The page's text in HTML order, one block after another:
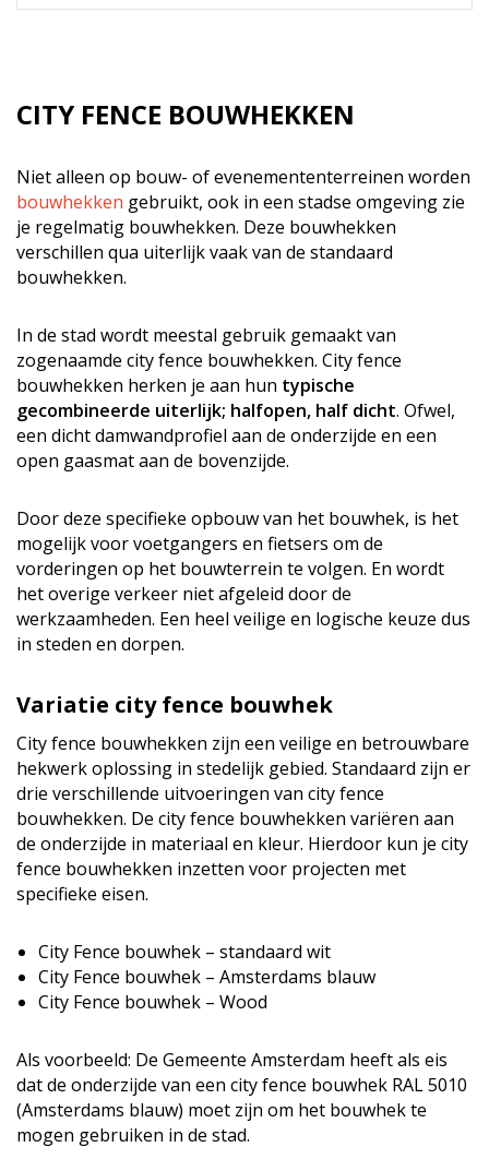
CITY FENCE BOUWHEKKEN
Niet alleen op bouw- of evenemententerreinen worden
bouwhekken gebruikt, ook in een stadse omgeving zie
je regelmatig bouwhekken. Deze bouwhekken
verschillen qua uiterlijk vaak van de standaard
bouwhekken.
In de stad wordt meestal gebruik gemaakt van
zogenaamde city fence bouwhekken. City fence
bouwhekken herken je aan hun typische
gecombineerde uiterlijk; halfopen, half dicht. Ofwel,
een dicht damwandprofiel aan de onderzijde en een
open gaasmat aan de bovenzijde.
Door deze specifieke opbouw van het bouwhek, is het
mogelijk voor voetgangers en fietsers om de
vorderingen op het bouwterrein te volgen. En wordt
het overige verkeer niet afgeleid door de
werkzaamheden. Een heel veilige en logische keuze dus
in steden en dorpen.
Variatie city fence bouwhek
City fence bouwhekken zijn een veilige en betrouwbare
hekwerk oplossing in stedelijk gebied. Standaard zijn er
drie verschillende uitvoeringen van city fence
bouwhekken. De city fence bouwhekken variëren aan
de onderzijde in materiaal en kleur. Hierdoor kun je city
fence bouwhekken inzetten voor projecten met
specifieke eisen.
City Fence bouwhek – standaard wit
City Fence bouwhek – Amsterdams blauw
City Fence bouwhek – Wood
Als voorbeeld: De Gemeente Amsterdam heeft als eis
dat de onderzijde van een city fence bouwhek RAL 5010
(Amsterdams blauw) moet zijn om het bouwhek te
mogen gebruiken in de stad.